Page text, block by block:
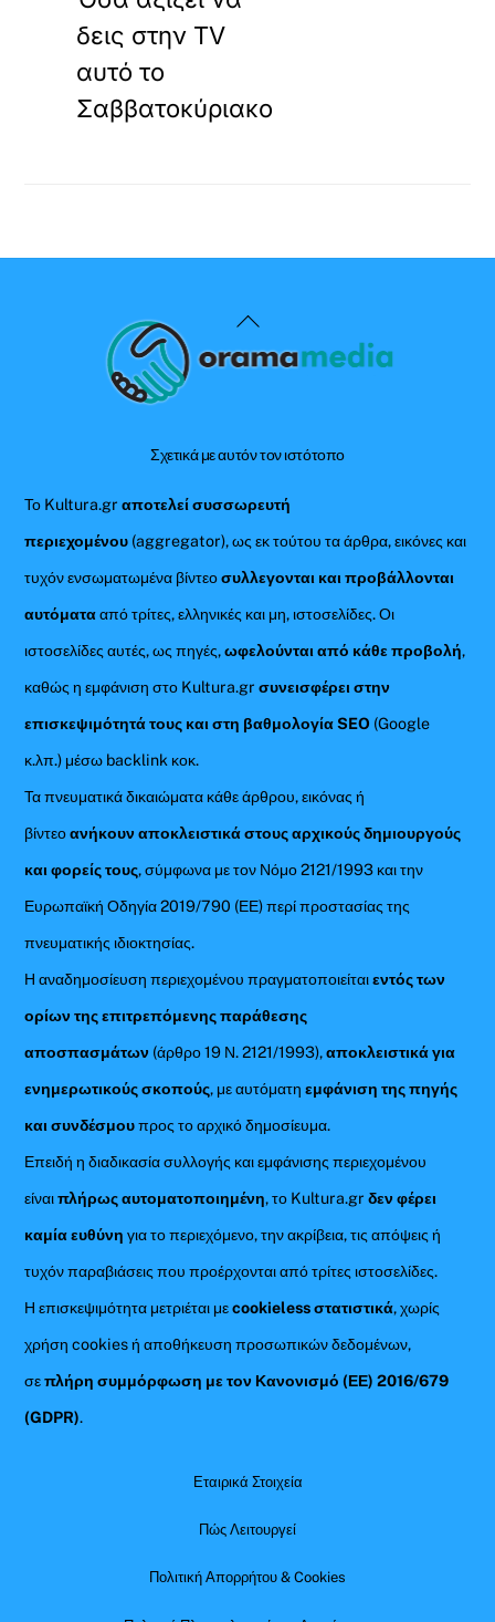
δεις στην TV
αυτό το
Σαββατοκύριακο
Back
To
Σχετικά με αυτόν τον ιστότοπο
Το Kultura.grαποτελεί συσσωρευτή
περιεχομένου (aggregator), ως εκ τούτου τα άρθρα, εικόνες και
τυχόν ενσωματωμένα βίντεοσυλλεγονται και προβάλλονται
αυτόματααπό τρίτες, ελληνικές και μη, ιστοσελίδες. Οι
ιστοσελίδες αυτές, ως πηγές,ωφελούνται από κάθε προβολή,
καθώς η εμφάνιση στο Kultura.gr συνεισφέρει στην
επισκεψιμότητά τους και στη βαθμολογία SEO (Google
κ.λπ.) μέσω backlink κοκ.
Τα πνευματικά δικαιώματα κάθε άρθρου, εικόνας ή
βίντεοανήκουν αποκλειστικά στους αρχικούς δημιουργούς
και φορείς τους, σύμφωνα με τον Νόμο 2121/1993 και την
Ευρωπαϊκή Οδηγία 2019/790 (ΕΕ) περί προστασίας της
πνευματικής ιδιοκτησίας.
Η αναδημοσίευση περιεχομένου πραγματοποιείταιεντός των
ορίων της επιτρεπόμενης παράθεσης
αποσπασμάτων (άρθρο 19 Ν. 2121/1993),αποκλειστικά για
ενημερωτικούς σκοπούς, με αυτόματηεμφάνιση της πηγής
και συνδέσμουπρος το αρχικό δημοσίευμα.
Επειδή η διαδικασία συλλογής και εμφάνισης περιεχομένου
είναιπλήρως αυτοματοποιημένη, το Kultura.grδεν φέρει
καμία ευθύνη για το περιεχόμενο, την ακρίβεια, τις απόψεις ή
τυχόν παραβιάσεις που προέρχονται από τρίτες ιστοσελίδες.
Η επισκεψιμότητα μετριέται μεcookieless στατιστικά, χωρίς
χρήση cookies ή αποθήκευση προσωπικών δεδομένων,
σεπλήρη συμμόρφωση με τον Κανονισμό (ΕΕ) 2016/679
(GDPR).
Εταιρικά Στοιχεία
Πώς Λειτουργεί
Πολιτική Απορρήτου & Cookies